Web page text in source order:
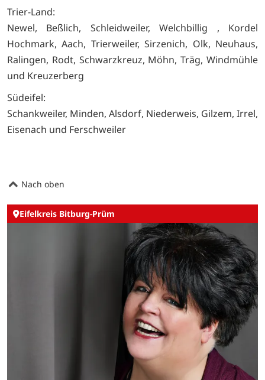
Trier-Land:
Newel, Beßlich, Schleidweiler, Welchbillig , Kordel
Hochmark, Aach, Trierweiler, Sirzenich, Olk, Neuhaus,
Ralingen, Rodt, Schwarzkreuz, Möhn, Träg, Windmühle
und Kreuzerberg
Südeifel:
Schankweiler, Minden, Alsdorf, Niederweis, Gilzem, Irrel,
Eisenach und Ferschweiler
Nach oben
Eifelkreis Bitburg-Prüm